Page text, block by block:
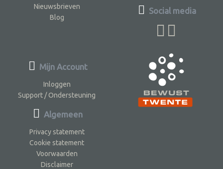
Nieuwsbrieven
Blog
Social media
Mijn Account
Inloggen
Support / Ondersteuning
Algemeen
Privacy statement
Cookie statement
Voorwaarden
Disclaimer